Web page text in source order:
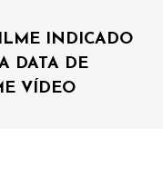
INDICADO
DATA DE
VÍDEO